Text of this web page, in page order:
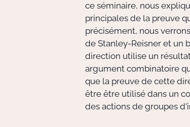
ce séminaire, nous
principales de la preuve
précisément, nous
de Stanley-Reisner et un
direction utilise un
argument combinatoire
que la preuve de cette
être être utilisé dans un
des actions de groupes